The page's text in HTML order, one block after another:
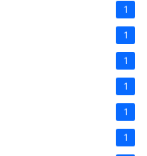
1
1
1
1
1
1